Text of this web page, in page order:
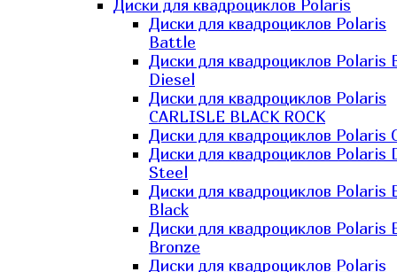
Диски для квадроциклов Polaris
Диски для квадроциклов Polaris
Battle
Диски для квадроциклов Polaris
Diesel
Диски для квадроциклов Polaris
CARLISLE BLACK ROCK
Диски для квадроциклов Polaris
Диски для квадроциклов Polaris
Steel
Диски для квадроциклов Polaris
Black
Диски для квадроциклов Polaris
Bronze
Диски для квадроциклов Polaris